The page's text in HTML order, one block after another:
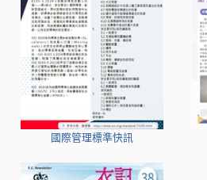
國際管理標準快訊